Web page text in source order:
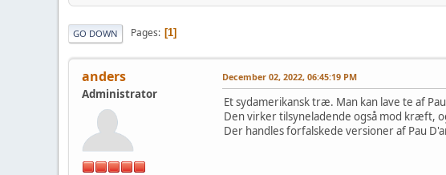
GO DOWN Pages 1
anders
Administrator
December 02, 2022, 06:45:19 PM
Et sydamerikansk træ. Man kan lave te af
Den virker tilsyneladende også mod kræft,
Der handles forfalskede versioner af Pau